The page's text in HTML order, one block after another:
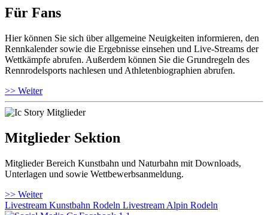
Für Fans
Hier können Sie sich über allgemeine Neuigkeiten informieren, den
Rennkalender sowie die Ergebnisse einsehen und Live-Streams der
Wettkämpfe abrufen. Außerdem können Sie die Grundregeln des
Rennrodelsports nachlesen und Athletenbiographien abrufen.
>> Weiter
Mitglieder Sektion
Mitglieder Bereich Kunstbahn und Naturbahn mit Downloads,
Unterlagen und sowie Wettbewerbsanmeldung.
>> Weiter
Livestream Kunstbahn Rodeln Livestream Alpin Rodeln